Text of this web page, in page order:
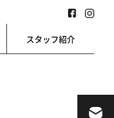
スタッフ紹介